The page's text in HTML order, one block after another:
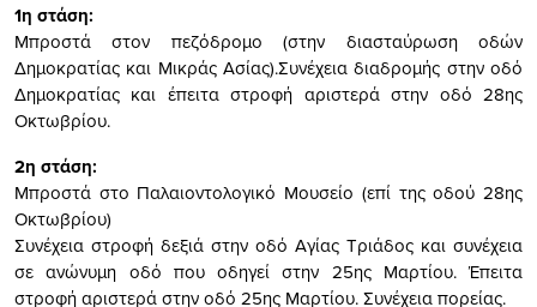
1η στάση:
Μπροστά στον πεζόδρομο (στην διασταύρωση οδών
Δημοκρατίας και Μικράς Ασίας).Συνέχεια διαδρομής στην οδό
Δημοκρατίας και έπειτα στροφή αριστερά στην οδό 28ης
Οκτωβρίου.
2η στάση:
Μπροστά στο Παλαιοντολογικό Μουσείο (επί της οδού 28ης
Οκτωβρίου)
Συνέχεια στροφή δεξιά στην οδό Αγίας Τριάδος και συνέχεια
σε ανώνυμη οδό που οδηγεί στην 25ης Μαρτίου. Έπειτα
στροφή αριστερά στην οδό 25ης Μαρτίου. Συνέχεια πορείας.